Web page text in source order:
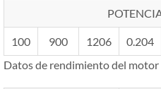
100 900 1206 0.204
Datos de rendimiento del motor